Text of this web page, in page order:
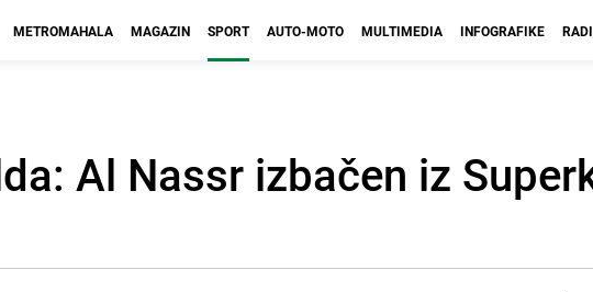
METROMAHALA MAGAZIN SPORT AUTO-MOTO MULTIMEDIA INFOGRAFIKE
Al Nassr izbačen iz